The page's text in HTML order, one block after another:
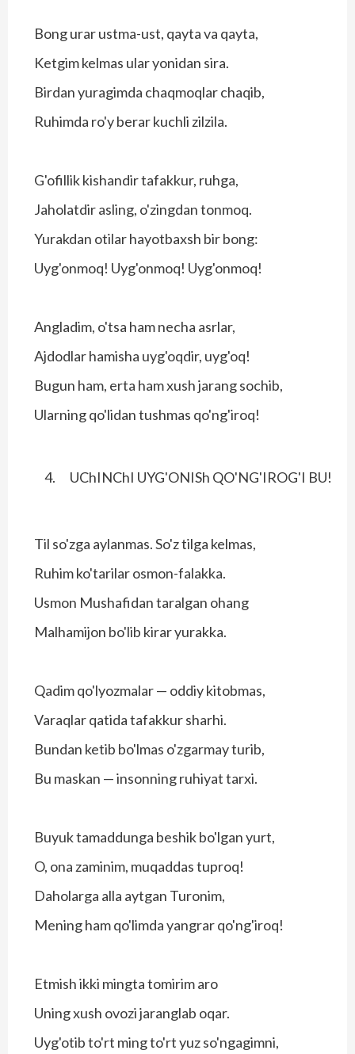
Bong urar ustma-ust, qayta va qayta,
Ketgim kelmas ular yonidan sira.
Birdan yuragimda chaqmoqlar chaqib,
Ruhimda ro'y berar kuchli zilzila.
G'ofillik kishandir tafakkur, ruhga,
Jaholatdir asling, o'zingdan tonmoq.
Yurakdan otilar hayotbaxsh bir bong:
Uyg'onmoq! Uyg'onmoq! Uyg'onmoq!
Angladim, o'tsa ham necha asrlar,
Ajdodlar hamisha uyg'oqdir, uyg'oq!
Bugun ham, erta ham xush jarang sochib,
Ularning qo'lidan tushmas qo'ng'iroq!
UChINChI UYG'ONISh QO'NG'IROG'I BU!
Til so'zga aylanmas. So'z tilga kelmas,
Ruhim ko'tarilar osmon-falakka.
Usmon Mushafidan taralgan ohang
Malhamijon bo'lib kirar yurakka.
Qadim qo'lyozmalar — oddiy kitobmas,
Varaqlar qatida tafakkur sharhi.
Bundan ketib bo'lmas o'zgarmay turib,
Bu maskan — insonning ruhiyat tarxi.
Buyuk tamaddunga beshik bo'lgan yurt,
O, ona zaminim, muqaddas tuproq!
Daholarga alla aytgan Turonim,
Mening ham qo'limda yangrar qo'ng'iroq!
Etmish ikki mingta tomirim aro
Uning xush ovozi jaranglab oqar.
Uyg'otib to'rt ming to'rt yuz so'ngagimni,